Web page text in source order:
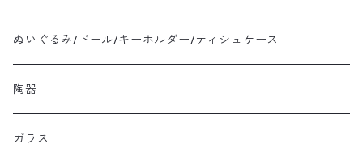
ぬいぐるみ/ドール/キーホルダー/ティシュケース
陶器
ガラス